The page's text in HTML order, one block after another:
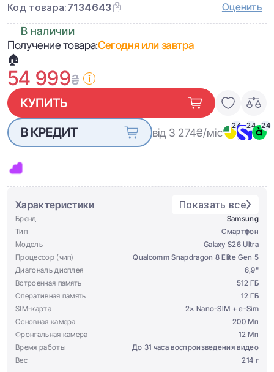
Код товара:7134643 Оценить
В наличии
Получение товара:Сегодня или завтра
🏠
54 999₴
КУПИТЬ
В КРЕДИТ
від 3 274₴/міс
24 24 24
Характеристики Показать все
Бренд
Samsung
Тип
Смартфон
Модель
Galaxy S26 Ultra
Процессор (чип)
Qualcomm Snapdragon 8 Elite Gen 5
Диагональ дисплея
6,9"
Встроенная память
512 ГБ
Оперативная память
12 ГБ
SIM-карта
2× Nano-SIM + e-Sim
Основная камера
200 Мп
Фронтальная камера
12 Мп
Время работы
До 31 часа воспроизведения видео
Вес
214 г